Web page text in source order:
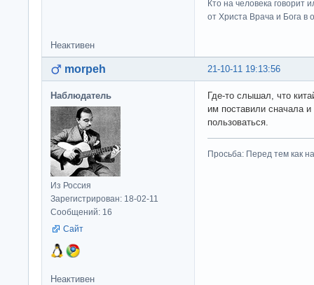
Кто на человека говорит
от Христа Врача и Бога в
Неактивен
21-10-11 19:13:56
morpeh
Наблюдатель
Из Россия
Зарегистрирован: 18-02-11
Сообщений: 16
Сайт
Где-то слышал, что
им поставили сначала
пользоваться.
Просьба: Перед тем как
Неактивен